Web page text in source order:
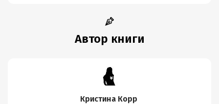
Автор книги
Кристина Корр